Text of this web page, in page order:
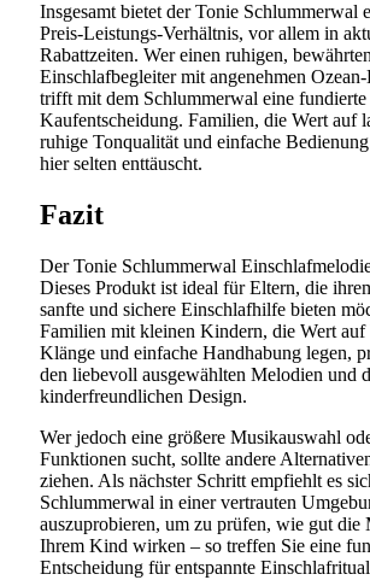
Insgesamt bietet der Tonie Schlummerwal
Preis-Leistungs-Verhältnis, vor allem in
Rabattzeiten. Wer einen ruhigen,
Einschlafbegleiter mit angenehmen
trifft mit dem Schlummerwal eine fundierte
Kaufentscheidung. Familien, die Wert auf
ruhige Tonqualität und einfache
hier selten enttäuscht.
Fazit
Der Tonie Schlummerwal
Dieses Produkt ist ideal für Eltern, die
sanfte und sichere Einschlafhilfe bieten
Familien mit kleinen Kindern, die Wert auf
Klänge und einfache Handhabung legen,
den liebevoll ausgewählten Melodien und
kinderfreundlichen Design.
Wer jedoch eine größere Musikauswahl
Funktionen sucht, sollte andere
ziehen. Als nächster Schritt empfiehlt es
Schlummerwal in einer vertrauten
auszuprobieren, um zu prüfen, wie gut die
Ihrem Kind wirken – so treffen Sie eine
Entscheidung für entspannte